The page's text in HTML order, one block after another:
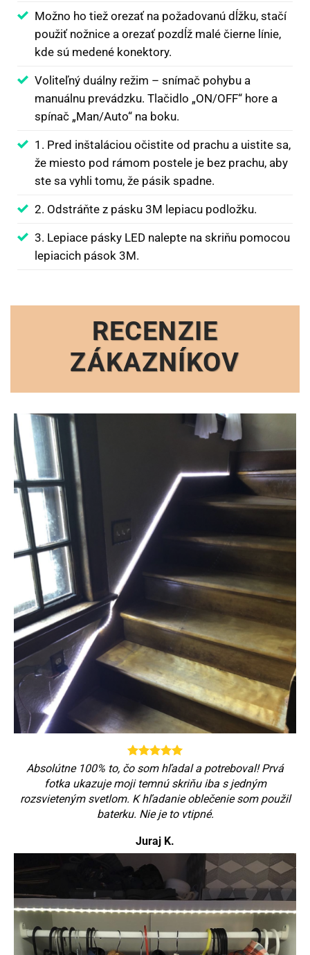
Možno ho tiež orezať na požadovanú dĺžku, stačí
použiť nožnice a orezať pozdĺž malé čierne línie,
kde sú medené konektory.
Voliteľný duálny režim – snímač pohybu a
manuálnu prevádzku. Tlačidlo „ON/OFF“ hore a
spínač „Man/Auto“ na boku.
1. Pred inštaláciou očistite od prachu a uistite sa,
že miesto pod rámom postele je bez prachu, aby
ste sa vyhli tomu, že pásik spadne.
2. Odstráňte z pásku 3M lepiacu podložku.
3. Lepiace pásky LED nalepte na skriňu pomocou
lepiacich pások 3M.
RECENZIE
ZÁKAZNÍKOV
Absolútne 100% to, čo som hľadal a potreboval! Prvá
fotka ukazuje moji temnú skriňu iba s jedným
rozsvieteným svetlom. K hľadanie oblečenie som použil
baterku. Nie je to vtipné.
Juraj K.